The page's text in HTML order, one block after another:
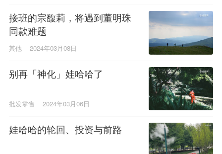
接班的宗馥莉，将遇到董明珠
同款难题
其他 2024年03月08日
别再「神化」娃哈哈了
批发零售 2024年03月06日
娃哈哈的轮回、投资与前路